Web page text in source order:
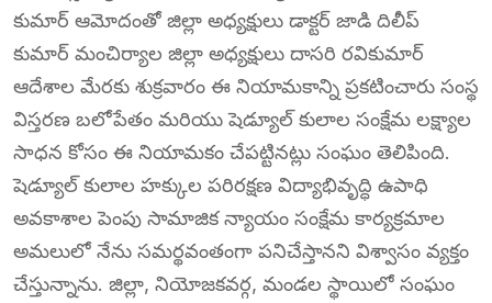
కుమార్ ఆమోదంతో జిల్లా అధ్యక్షులు డాక్టర్ జాడి దిలీప్
కుమార్ మంచిర్యాల జిల్లా అధ్యక్షులు దాసరి రవికుమార్
ఆదేశాల మేరకు శుక్రవారం ఈ నియామకాన్ని ప్రకటించారు సంస్థ
విస్తరణ బలోపేతం మరియు షెడ్యూల్ కులాల సంక్షేమ లక్ష్యాల
సాధన కోసం ఈ నియామకం చేపట్టినట్లు సంఘం తెలిపింది.
షెడ్యూల్ కులాల హక్కుల పరిరక్షణ విద్యాభివృద్ధి ఉపాధి
అవకాశాల పెంపు సామాజిక న్యాయం సంక్షేమ కార్యక్రమాల
అమలులో నేను సమర్థవంతంగా పనిచేస్తానని విశ్వాసం వ్యక్తం
చేస్తున్నాను. జిల్లా, నియోజకవర్గ, మండల స్థాయిలో సంఘం